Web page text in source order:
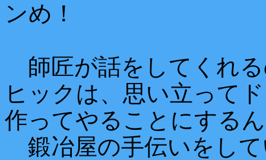
ンめ！
師匠が話をしてくれ
ヒックは、思い立って
作ってやることにする
鍛冶屋の手伝いをし